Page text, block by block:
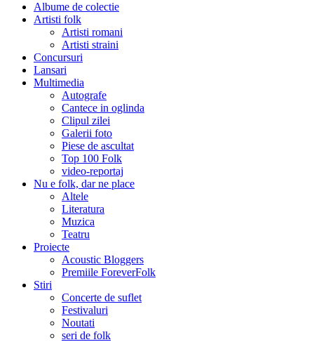
Albume de colectie
Artisti folk
Artisti romani
Artisti straini
Concursuri
Lansari
Multimedia
Autografe
Cantece in oglinda
Clipul zilei
Galerii foto
Piese de ascultat
Top 100 Folk
video-reportaj
Nu e folk, dar ne place
Altele
Literatura
Muzica
Teatru
Proiecte
Acoustic Bloggers
Premiile ForeverFolk
Stiri
Concerte de suflet
Festivaluri
Noutati
seri de folk